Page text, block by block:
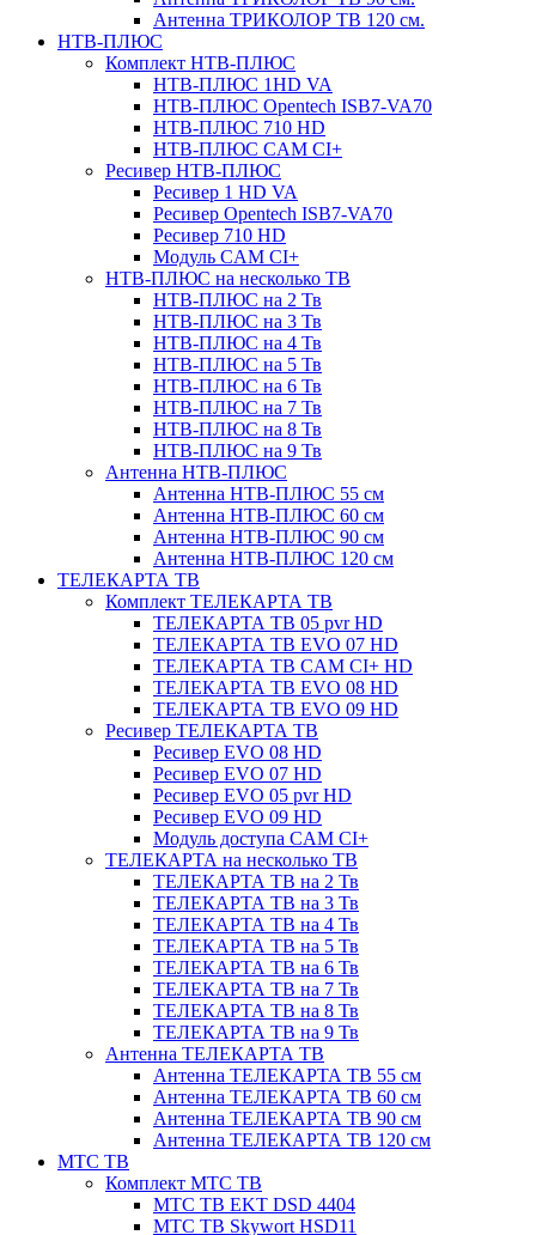
Антенна ТРИКОЛОР ТВ 120 см.
НТВ-ПЛЮС
Комплект НТВ-ПЛЮС
НТВ-ПЛЮС 1HD VA
НТВ-ПЛЮС Opentech ISB7-VA70
НТВ-ПЛЮС 710 HD
НТВ-ПЛЮС CAM CI+
Ресивер НТВ-ПЛЮС
Ресивер 1 HD VA
Ресивер Opentech ISB7-VA70
Ресивер 710 HD
Модуль CAM CI+
НТВ-ПЛЮС на несколько ТВ
НТВ-ПЛЮС на 2 Тв
НТВ-ПЛЮС на 3 Тв
НТВ-ПЛЮС на 4 Тв
НТВ-ПЛЮС на 5 Тв
НТВ-ПЛЮС на 6 Тв
НТВ-ПЛЮС на 7 Тв
НТВ-ПЛЮС на 8 Тв
НТВ-ПЛЮС на 9 Тв
Антенна НТВ-ПЛЮС
Антенна НТВ-ПЛЮС 55 см
Антенна НТВ-ПЛЮС 60 см
Антенна НТВ-ПЛЮС 90 см
Антенна НТВ-ПЛЮС 120 см
ТЕЛЕКАРТА ТВ
Комплект ТЕЛЕКАРТА ТВ
ТЕЛЕКАРТА ТВ 05 pvr HD
ТЕЛЕКАРТА ТВ EVO 07 HD
ТЕЛЕКАРТА ТВ CAM CI+ HD
ТЕЛЕКАРТА ТВ EVO 08 HD
ТЕЛЕКАРТА ТВ EVO 09 HD
Ресивер ТЕЛЕКАРТА ТВ
Ресивер EVO 08 HD
Ресивер EVO 07 HD
Ресивер EVO 05 pvr HD
Ресивер EVO 09 HD
Модуль доступа CAM CI+
ТЕЛЕКАРТА на несколько ТВ
ТЕЛЕКАРТА ТВ на 2 Тв
ТЕЛЕКАРТА ТВ на 3 Тв
ТЕЛЕКАРТА ТВ на 4 Тв
ТЕЛЕКАРТА ТВ на 5 Тв
ТЕЛЕКАРТА ТВ на 6 Тв
ТЕЛЕКАРТА ТВ на 7 Тв
ТЕЛЕКАРТА ТВ на 8 Тв
ТЕЛЕКАРТА ТВ на 9 Тв
Антенна ТЕЛЕКАРТА ТВ
Антенна ТЕЛЕКАРТА ТВ 55 см
Антенна ТЕЛЕКАРТА ТВ 60 см
Антенна ТЕЛЕКАРТА ТВ 90 см
Антенна ТЕЛЕКАРТА ТВ 120 см
МТС ТВ
Комплект МТС ТВ
МТС ТВ EKT DSD 4404
МТС ТВ Skywort HSD11